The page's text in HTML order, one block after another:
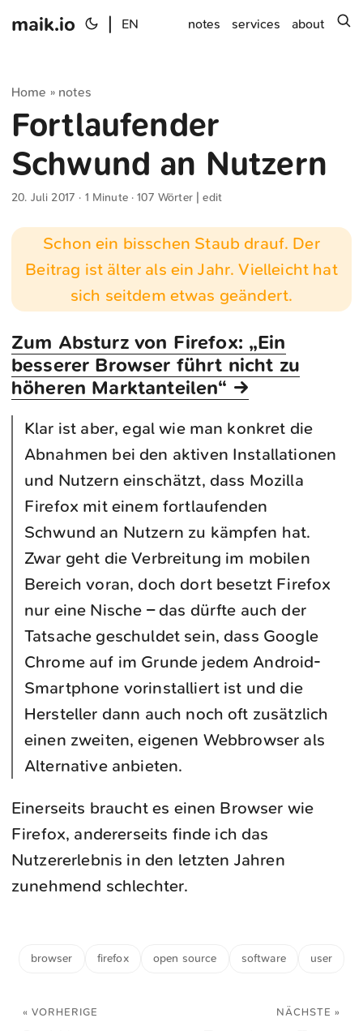
maik.io EN notes services about
Home » notes
Fortlaufender
Schwund an Nutzern
20. Juli 2017 · 1 Minute · 107 Wörter |edit
Schon ein bisschen Staub drauf. Der
Beitrag ist älter als ein Jahr. Vielleicht hat
sich seitdem etwas geändert.
Zum Absturz von Firefox: „Ein
besserer Browser führt nicht zu
höheren Marktanteilen“ →
Klar ist aber, egal wie man konkret die
Abnahmen bei den aktiven Installationen
und Nutzern einschätzt, dass Mozilla
Firefox mit einem fortlaufenden
Schwund an Nutzern zu kämpfen hat.
Zwar geht die Verbreitung im mobilen
Bereich voran, doch dort besetzt Firefox
nur eine Nische – das dürfte auch der
Tatsache geschuldet sein, dass Google
Chrome auf im Grunde jedem Android-
Smartphone vorinstalliert ist und die
Hersteller dann auch noch oft zusätzlich
einen zweiten, eigenen Webbrowser als
Alternative anbieten.
Einerseits braucht es einen Browser wie
Firefox, andererseits finde ich das
Nutzererlebnis in den letzten Jahren
zunehmend schlechter.
browser firefox open source software user
« VORHERIGE NÄCHSTE »